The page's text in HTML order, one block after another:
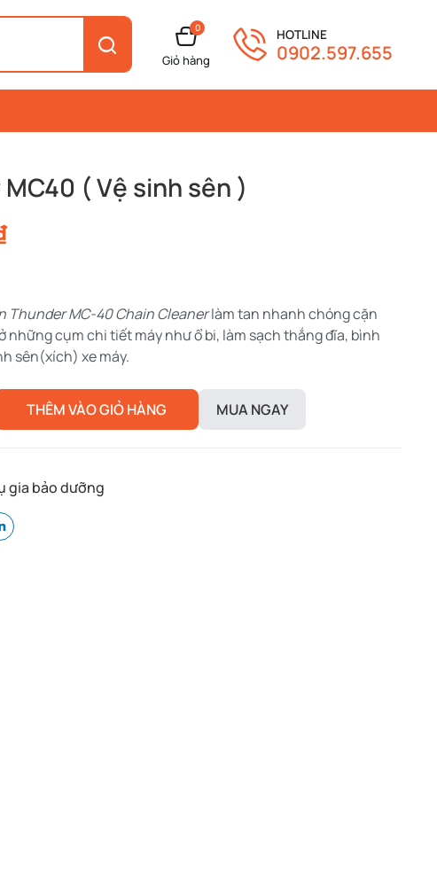
0
Giỏ hàng
HOTLINE
0902.597.655
( Vệ sinh sên )
Thunder MC-40 Chain Cleanerlàm tan nhanh chóng cặn
những cụm chi tiết máy như ổ bi, làm sạch thắng đĩa, bình
sên(xích) xe máy.
THÊM VÀO GIỎ HÀNG MUA NGAY
gia bảo dưỡng